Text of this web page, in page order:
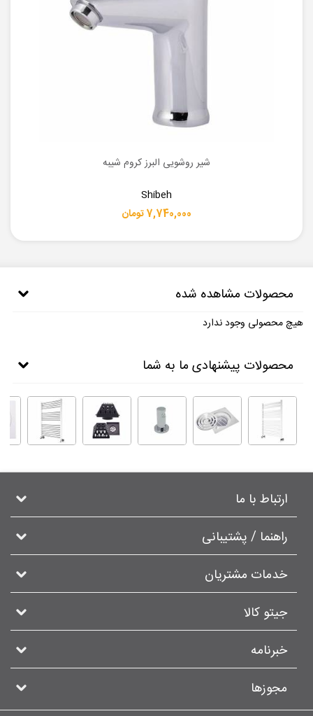
شیر روشویی البرز کروم شیبه
Shibeh
7,740,000 تومان
محصولات مشاهده شده
هیچ محصولی وجود ندارد
محصولات پیشنهادی ما به شما
ارتباط با ما
راهنما / پشتیبانی
خدمات مشتریان
جیتو کالا
خبرنامه
مجوزها